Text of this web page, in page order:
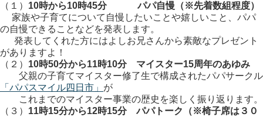
（１） 10時から10時45分 パパ自慢（※先着数組程度）
家族や子育てについて自慢したいことや嬉しいこと、パパ
の自慢できることなどを発表します。
発表してくれた方にはよしお兄さんから素敵なプレゼント
がありますよ！
（２） 10時50分から11時10分 マイスター15周年のあゆみ
父親の子育てマイスター修了生で構成されたパパサークル
「パパスマイル四日市」 が
これまでのマイスター事業の歴史を楽しく振り返ります。
（３） 11時15分から12時15分 パパトーク（※椅子席は３０